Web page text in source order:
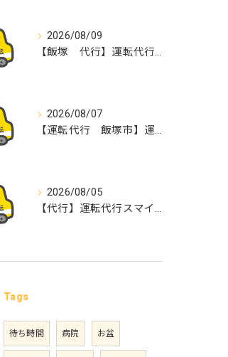
2026/08/09
【飯塚 代行】運転代行スマイル
2026/08/07
【運転代行 飯塚市】運転代行スマイル
2026/08/05
【代行】運転代行スマイル
Tags
待ち時間 病院 お盆